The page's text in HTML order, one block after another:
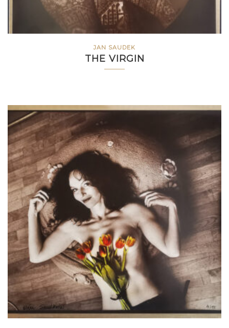
JAN SAUDEK
THE VIRGIN